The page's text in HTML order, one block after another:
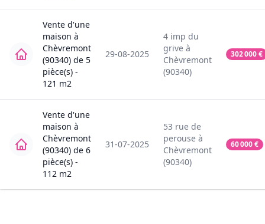
Vente d'une
maison à
Chèvremont
(90340) de 5
pièce(s) -
121 m2
29-08-2025
4 imp du
grive à
Chèvremont
(90340)
302 000€
Vente d'une
maison à
Chèvremont
(90340) de 6
pièce(s) -
112 m2
31-07-2025
53 rue de
perouse à
Chèvremont
(90340)
60 000€